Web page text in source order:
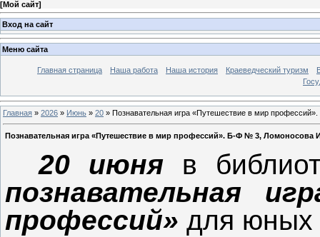
[Мой сайт]
Вход на сайт
Меню сайта
Главная страница Наша работа Наша история Краеведческий туризм
Главная » 2026 » Июнь » 20 » Познавательная игра «Путешествие в мир
Познавательная игра «Путешествие в мир профессий». Б-Ф № 3, Ломоносова
20 июня в
познавательная
профессий» для юных